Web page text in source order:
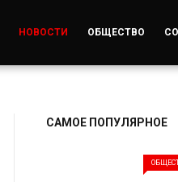
НОВОСТИ ОБЩЕСТВО
САМОЕ ПОПУЛЯРНОЕ